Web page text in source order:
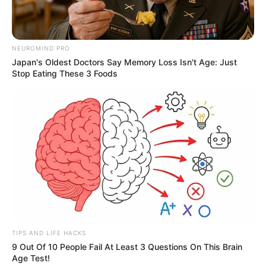
busca consolidar una agenda de proyectosque incluye
la implementación de un observatorio de turismo, la
formulación de un plan de internacionalización y la
estructuración de una hoja de ruta con miras a la
conmemoración de los 500 años de la ciudad en 2033.
NEUROMIND PRO
Japan's Oldest Doctors Say Memory Loss Isn't Age: Just
Stop Eating These 3 Foods
TIPS AND LIFE HACKS
9 Out Of 10 People Fail At Least 3 Questions On This Brain
Age Test!